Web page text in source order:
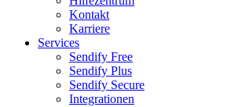
Kontakt
Karriere
Services
Sendify Free
Sendify Plus
Sendify Secure
Integrationen